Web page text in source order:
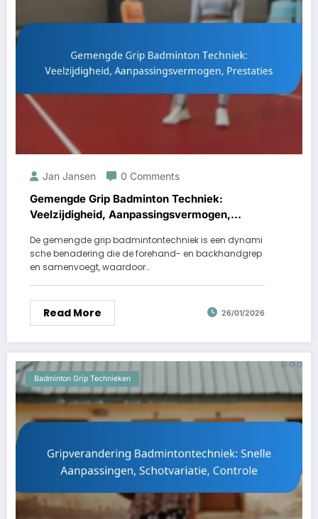
Jan Jansen 0 Comments
Gemengde Grip Badminton Techniek:
Veelzijdigheid, Aanpassingsvermogen,
De gemengde grip badmintontechniek is een dynami
sche benadering die de forehand- en backhandgrep
en samenvoegt, waardoor…
Read More 26/01/2026
Badminton Grip Technieken